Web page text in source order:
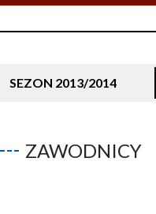
SEZON 2013/2014
ZAWODNICY